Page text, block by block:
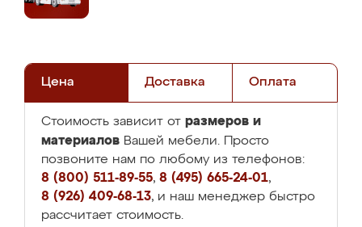
Цена Доставка Оплата
Стоимость зависит от размеров и
материалов Вашей мебели. Просто
позвоните нам по любому из телефонов:
8 (800) 511-89-55, 8 (495) 665-24-01,
8 (926) 409-68-13, и наш менеджер быстро
рассчитает стоимость.